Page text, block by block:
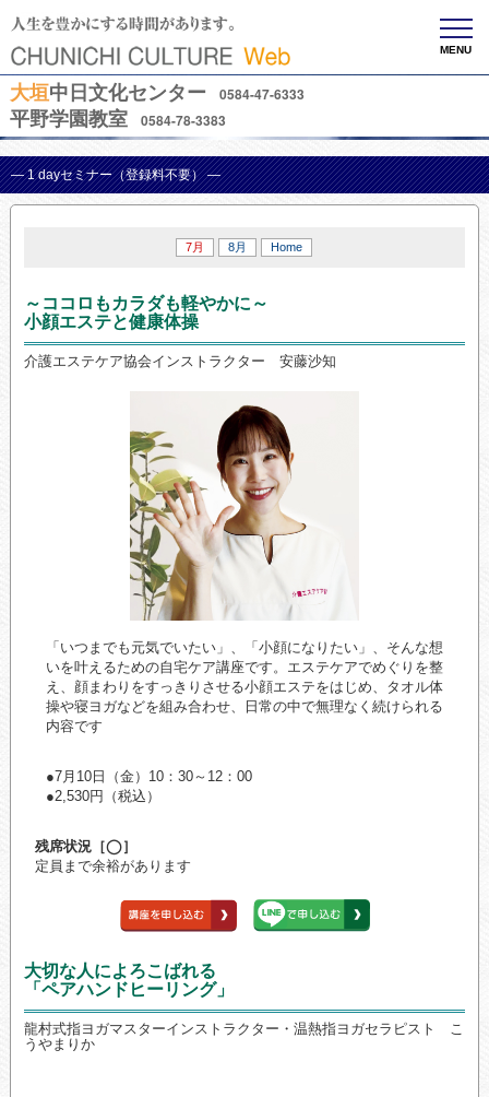
MENU
大垣中日文化センター 0584-47-6333
平野学園教室 0584-78-3383
— 1 dayセミナー（登録料不要） —
7月 8月 Home
～ココロもカラダも軽やかに～
小顔エステと健康体操
介護エステケア協会インストラクター 安藤沙知
「いつまでも元気でいたい」、「小顔になりたい」、そんな想
いを叶えるための自宅ケア講座です。エステケアでめぐりを整
え、顔まわりをすっきりさせる小顔エステをはじめ、タオル体
操や寝ヨガなどを組み合わせ、日常の中で無理なく続けられる
内容です
●7月10日（金）10：30～12：00
●2,530円（税込）
残席状況［◯］
定員まで余裕があります
大切な人によろこばれる
「ペアハンドヒーリング」
龍村式指ヨガマスターインストラクター・温熱指ヨガセラピスト こ
うやまりか